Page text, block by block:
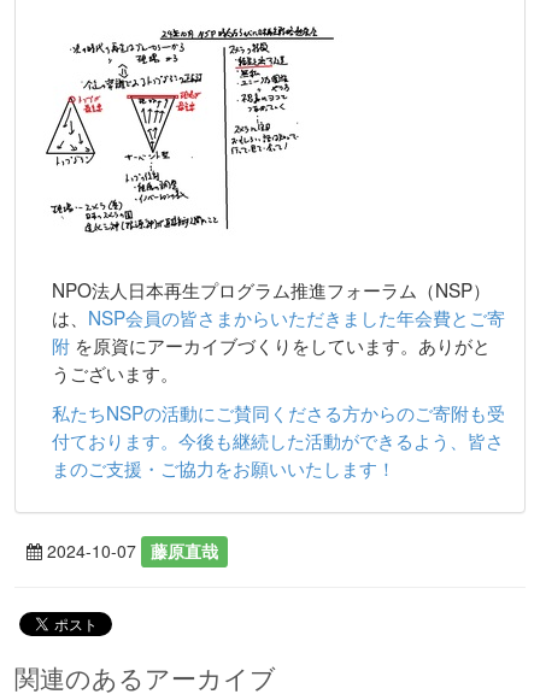
NPO法人日本再生プログラム推進フォーラム（NSP）
は、 NSP会員の皆さまからいただきました年会費とご寄
附 を原資にアーカイブづくりをしています。ありがと
うございます。
私たちNSPの活動にご賛同くださる方からのご寄附も受
付ております。今後も継続した活動ができるよう、皆さ
まのご支援・ご協力をお願いいたします！
2024-10-07 藤原直哉
関連のあるアーカイブ